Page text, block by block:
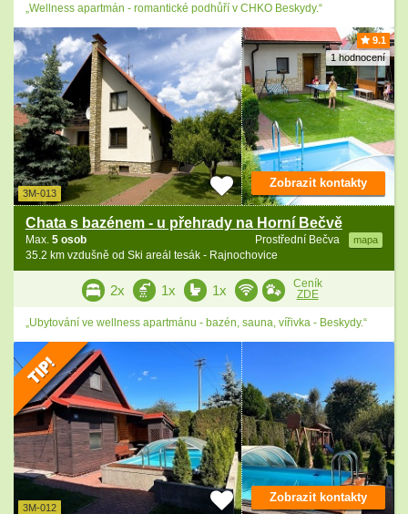
„Wellness apartmán - romantické podhůří v CHKO Beskydy.“
9.1
1 hodnocení
3M-013
Chata s bazénem - u přehrady na Horní Bečvě
Prostřední Bečva mapa
Max. 5 osob
35.2 km vzdušně od Ski areál tesák - Rajnochovice
Zobrazit kontakty
2x 1x 1x
Ceník
ZDE
„Ubytování ve wellness apartmánu - bazén, sauna, vířivka - Beskydy.“
3M-012
Zobrazit kontakty